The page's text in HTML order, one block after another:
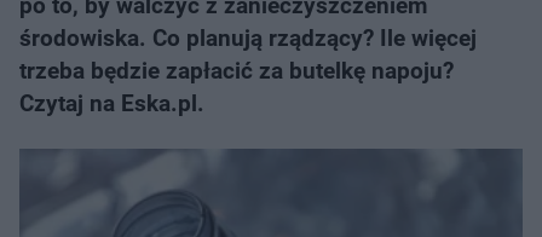
środowiska. Co planują rządzący? Ile więcej
trzeba będzie zapłacić za butelkę napoju?
Czytaj na Eska.pl.